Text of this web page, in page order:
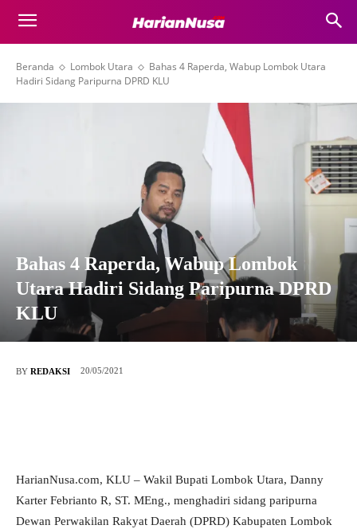
Beranda Lombok Utara
Bahas 4 Raperda, Wabup Lombok Utara
Hadiri Sidang Paripurna DPRD KLU
Bahas 4 Raperda, Wabup Lombok
Utara Hadiri Sidang Paripurna DPRD
KLU
BY REDAKSI 20/05/2021
HarianNusa.com, KLU – Wakil Bupati Lombok Utara, Danny
Karter Febrianto R, ST. MEng., menghadiri sidang paripurna
Dewan Perwakilan Rakyat Daerah (DPRD) Kabupaten Lombok